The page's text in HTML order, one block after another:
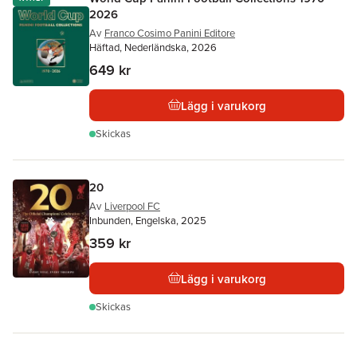
2026
Av Franco Cosimo Panini Editore
Häftad, Nederländska, 2026
649 kr
Lägg i varukorg
Skickas
20
Av Liverpool FC
Inbunden, Engelska, 2025
359 kr
Lägg i varukorg
Skickas